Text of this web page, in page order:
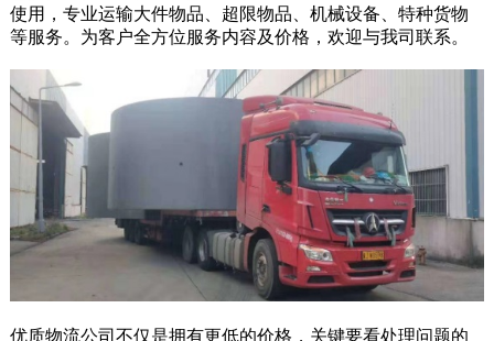
使用，专业运输大件物品、超限物品、机械设备、特种货物
等服务。为客户全方位服务内容及价格，欢迎与我司联系。
优质物流公司不仅是拥有更低的价格，关键要看处理问题的